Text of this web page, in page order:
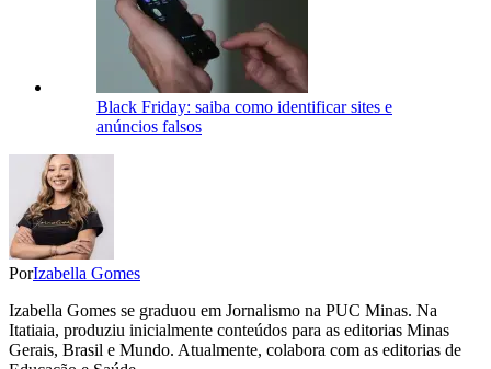
Black Friday: saiba como identificar sites e
anúncios falsos
PorIzabella Gomes
Izabella Gomes se graduou em Jornalismo na PUC Minas. Na
Itatiaia, produziu inicialmente conteúdos para as editorias Minas
Gerais, Brasil e Mundo. Atualmente, colabora com as editorias de